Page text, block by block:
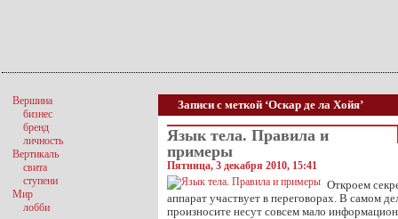
Записи с меткой ‘Оскар де ла Хойя’
Язык тела. Правила и
примеры
Пятница, 3 декабря 2010, 15:41
Откроем
аппарат участвует в переговорах. В самом
произносите несут совсем мало
Вершина
бизнес
бренд
личность
Вертикаль
свита
ступени
Мир
лобби